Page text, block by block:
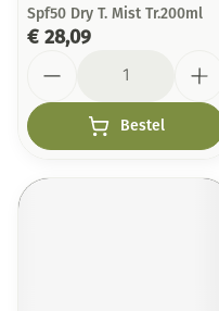
Spf50 Dry T. Mist Tr.200ml
€ 28,09
Bestel